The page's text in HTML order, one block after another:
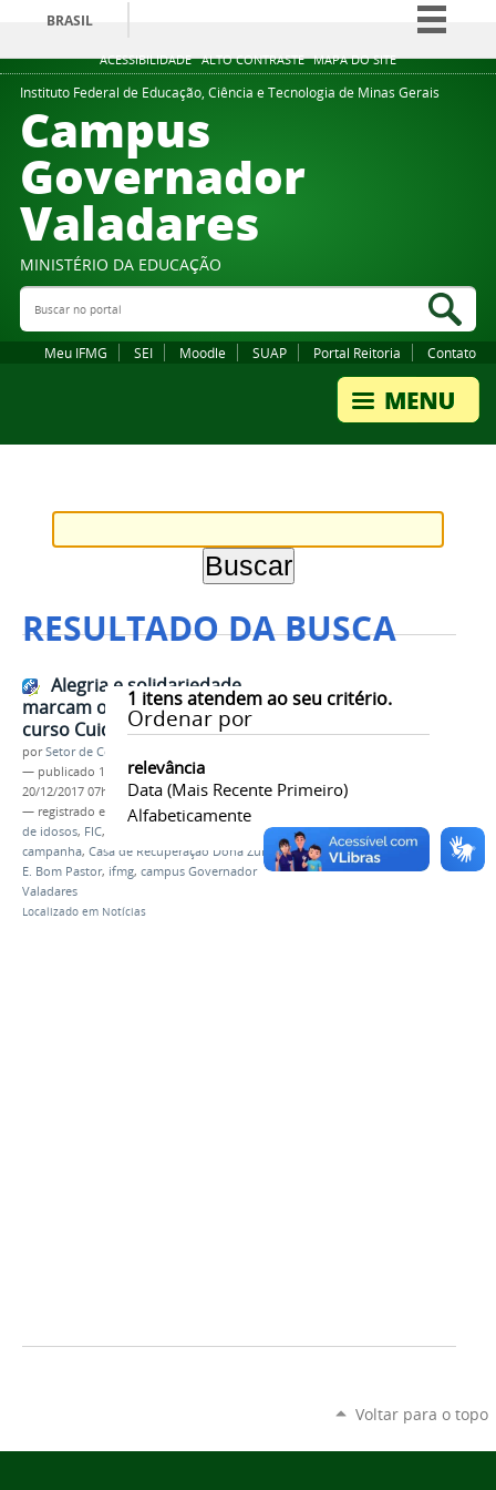
ACESSIBILIDADE ALTO CONTRASTE MAPA DO SITE
BRASIL
Simplifique!
Comunica BR
Instituto Federal de Educação, Ciência e Tecnologia de Minas Gerais
Campus
Governador
Valadares
MINISTÉRIO DA EDUCAÇÃO
Buscar no portal
Meu IFMG SEI Moodle SUAP Portal Reitoria Contato
RESULTADO DA BUSCA
1 itens atendem ao seu critério.
Ordenar por
relevância
Data (mais Recente Primeiro)
Alfabeticamente
Alegria e solidariedade
marcam o encerramento do
curso Cuidador de Idosos
porSetor de Comunicação
— publicado 18/12/2017—última modificação
20/12/2017 07h01
— registrado em:
encerramento,curso cuidador
de idosos, FIC,
,
campanha, Casa de Recuperação Dona Zulmira,E.
E. Bom Pastor, ifmg, campus Governador
Valadares
Localizado em Notícias
Voltar para o topo